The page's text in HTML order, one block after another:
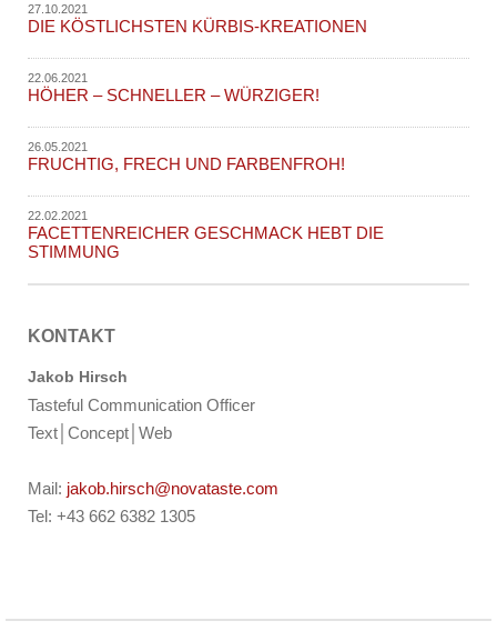
27.10.2021
DIE KÖSTLICHSTEN KÜRBIS-KREATIONEN
22.06.2021
HÖHER – SCHNELLER – WÜRZIGER!
26.05.2021
FRUCHTIG, FRECH UND FARBENFROH!
22.02.2021
FACETTENREICHER GESCHMACK HEBT DIE
STIMMUNG
KONTAKT
Jakob Hirsch
Tasteful Communication Officer
Text│Concept│Web
Mail: jakob.hirsch@novataste.com
Tel: +43 662 6382 1305